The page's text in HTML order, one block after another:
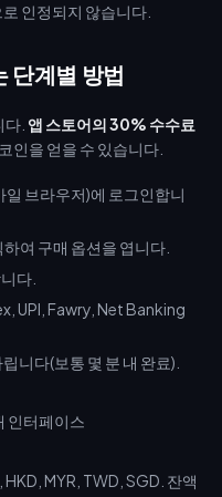
인정되지 않습니다.
단계별 방법
. 앱 스토어의 30% 수수료
인을 얻을 수 있습니다.
브라우저)에 로그인합니
하여 구매 옵션을 엽니다.
다.
UPI, Fawry, Net Banking
니다(보통 몇 분 내 완료).
HKD, MYR, TWD, SGD. 잔액